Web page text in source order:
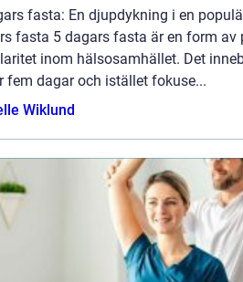
fasta: En djupdykning i en
fasta 5 dagars fasta är en form
inom hälsosamhället. Det
fem dagar och istället fokuse...
Wiklund